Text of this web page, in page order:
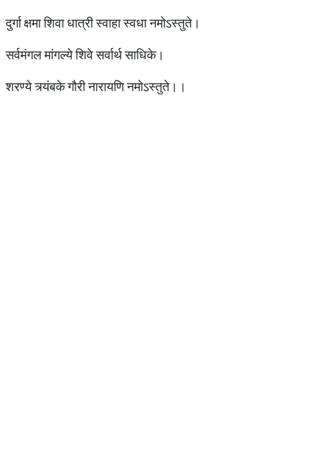
दुर्गा क्षमा शिवा धात्री स्वाहा स्वधा नमोऽस्तुते।
सर्वमंगल मांगल्ये शिवे सर्वार्थ साधिके।
शरण्ये त्र्यंबके गौरी नारायणि नमोऽस्तुते।।